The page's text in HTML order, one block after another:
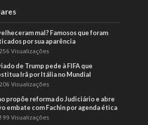
mal? Famosos que foram
por sua aparência
256 Visualizações
de Trump pede à FIFA que
Irã por Itália no Mundial
206 Visualizações
propõe reforma do Judiciário e abre
embate com Fachin por agenda ética
199 Visualizações